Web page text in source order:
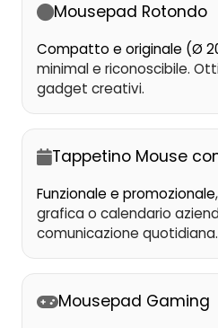
Mousepad Rotondo
Compatto e originale (Ø
minimal e riconoscibile.
gadget creativi.
Tappetino Mouse
Funzionale e promozionale
grafica o calendario
comunicazione quotidiana.
Mousepad Gaming